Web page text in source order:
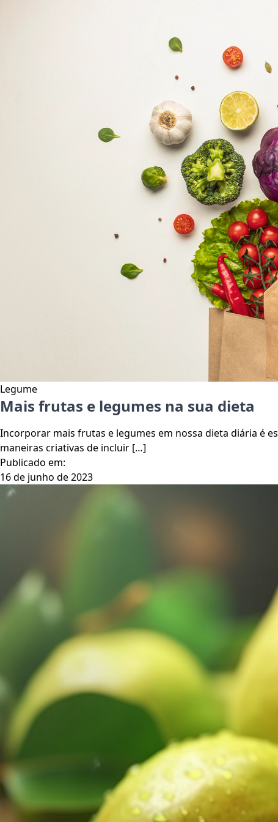
Legume
Mais frutas e legumes na sua dieta
Incorporar mais frutas e legumes em nossa dieta diária é
maneiras criativas de incluir […]
Publicado em:
16 de junho de 2023